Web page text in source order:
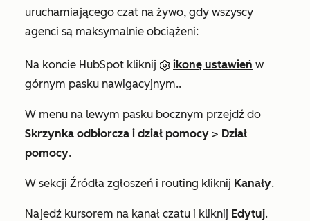
uruchamiającego czat na żywo, gdy wszyscy
agenci są maksymalnie obciążeni:
Na koncie HubSpot kliknij ikonę ustawień w
górnym pasku nawigacyjnym..
W menu na lewym pasku bocznym przejdź do
Skrzynka odbiorcza i dział pomocy > Dział
pomocy.
W sekcji Źródła zgłoszeń i routing kliknij Kanały.
Najedź kursorem na kanał czatu i kliknij Edytuj.